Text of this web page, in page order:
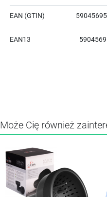
EAN (GTIN)
EAN13
Może Cię również